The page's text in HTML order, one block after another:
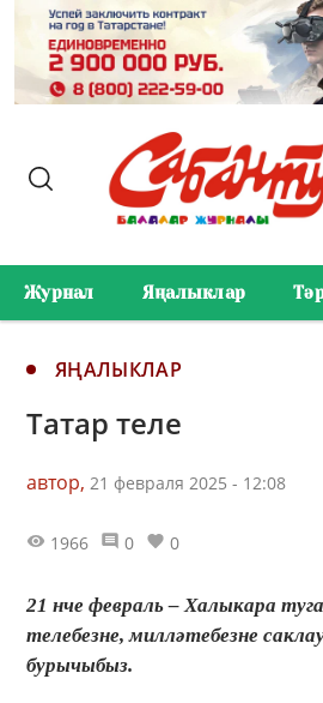
Журнал Яңалыклар
ЯҢАЛЫКЛАР
Татар теле
автор, 21 февраля 2025 - 12:08
1966 0 0
21 нче февраль – Халыкара
телебезне, милләтебезне
бурычыбыз.